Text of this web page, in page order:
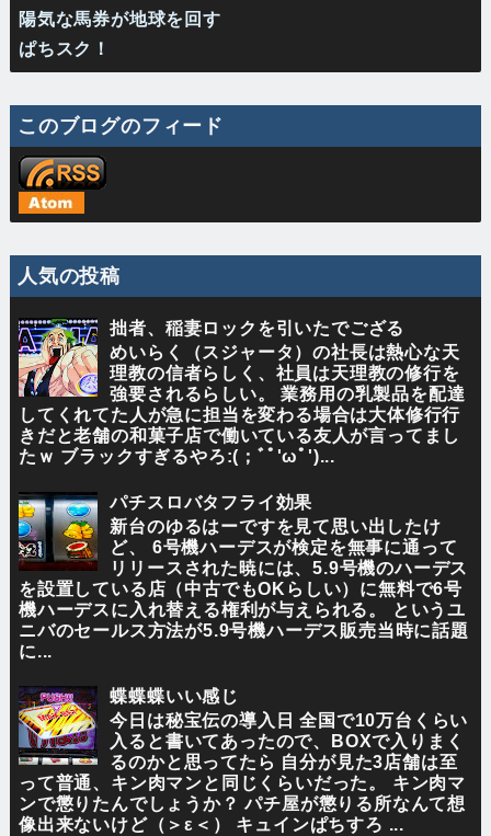
陽気な馬券が地球を回す
ぱちスク！
このブログのフィード
人気の投稿
拙者、稲妻ロックを引いたでござる
めいらく（スジャータ）の社長は熱心な天
理教の信者らしく、社員は天理教の修行を
強要されるらしい。 業務用の乳製品を配達
してくれてた人が急に担当を変わる場合は大体修行行
きだと老舗の和菓子店で働いている友人が言ってまし
たｗ ブラックすぎるやろ:(；ﾞﾟ'ωﾟ')...
パチスロバタフライ効果
新台のゆるはーですを見て思い出したけ
ど、 6号機ハーデスが検定を無事に通って
リリースされた暁には、5.9号機のハーデス
を設置している店（中古でもOKらしい）に無料で6号
機ハーデスに入れ替える権利が与えられる。 というユ
ニバのセールス方法が5.9号機ハーデス販売当時に話題
に...
蝶蝶蝶いい感じ
今日は秘宝伝の導入日 全国で10万台くらい
入ると書いてあったので、BOXで入りまく
るのかと思ってたら 自分が見た3店舗は至
って普通、キン肉マンと同じくらいだった。 キン肉マ
ンで懲りたんでしょうか？ パチ屋が懲りる所なんて想
像出来ないけど（＞ε＜） キュインぱちすろ ...